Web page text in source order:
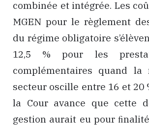
combinée et intégrée. Les
MGEN pour le règlement
du régime obligatoire
12,5 % pour les
complémentaires quand la
secteur oscille entre 16 et 20
la Cour avance que cette
gestion aurait eu pour